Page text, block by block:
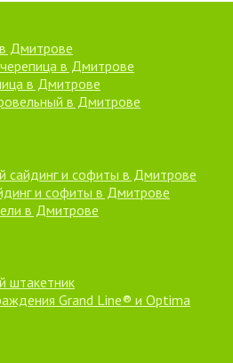
в Дмитрове
в Дмитрове
в Дмитрове
в Дмитрове
сайдинг и софиты в Дмитрове
и софиты в Дмитрове
в Дмитрове
штакетник
Grand Line® и Optima